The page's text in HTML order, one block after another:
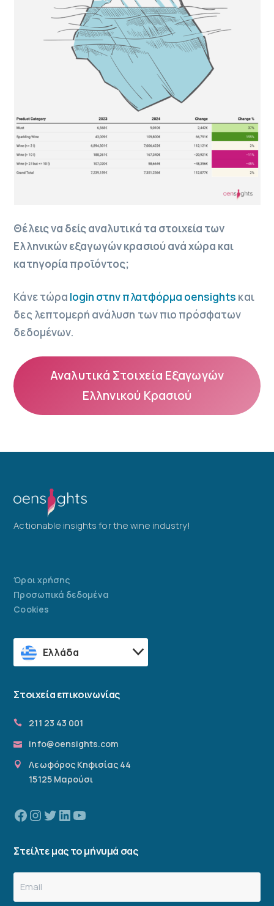
Θέλεις να δείς αναλυτικά τα στοιχεία των
Ελληνικών εξαγωγών κρασιού ανά χώρα και
κατηγορία προϊόντος;
Κάνε τώρα login στην πλατφόρμα oensights και
δες λεπτομερή ανάλυση των πιο πρόσφατων
δεδομένων.
Αναλυτικά Στοιχεία Εξαγωγών
Ελληνικού Κρασιού
Actionable insights for the wine industry!
Όροι χρήσης
Προσωπικά δεδομένα
Cookies
Ελλάδα
Στοιχεία επικοινωνίας
211 23 43 001
info@oensights.com
Λεωφόρος Κηφισίας 44
15125 Μαρούσι
Facebook
Instagram
TwitterLinkedinYouTube
Στείλτε μας το μήνυμά σας